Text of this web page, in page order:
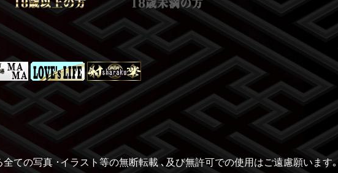
ての写真 ･イラスト等の無断転載 ､及び無許可での使用はご遠慮願います｡